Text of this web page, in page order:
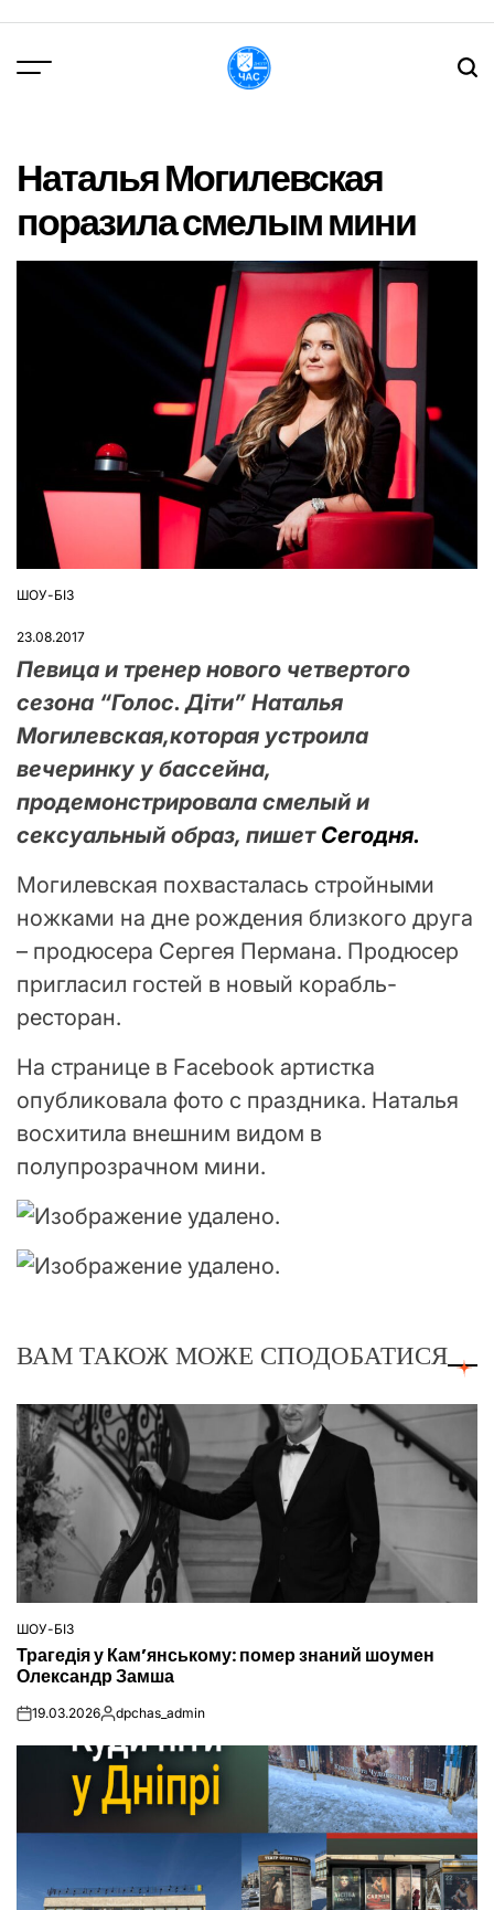
вмісту
Наталья Могилевская
поразила смелым мини
ОПУБЛІКУВАТИ
ШОУ-БІЗ
23.08.2017
Певица и тренер нового четвертого
сезона “Голос. Діти” Наталья
Могилевская,которая устроила
вечеринку у бассейна,
продемонстрировала смелый и
сексуальный образ, пишет Сегодня.
Могилевская похвасталась стройными
ножками на дне рождения близкого друга
– продюсера Сергея Пермана. Продюсер
пригласил гостей в новый корабль-
ресторан.
На странице в Facebook артистка
опубликовала фото с праздника. Наталья
восхитила внешним видом в
полупрозрачном мини.
ВАМ ТАКОЖ МОЖЕ СПОДОБАТИСЯ
ОПУБЛІКУВАТИ
ШОУ-БІЗ
Трагедія у Кам’янському: помер знаний шоумен
Олександр Замша
on19.03.2026Опубліковано
dpchas_admin